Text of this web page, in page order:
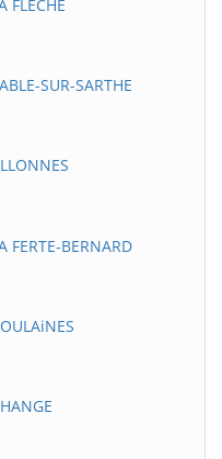
SUR-SARTHE
BERNARD